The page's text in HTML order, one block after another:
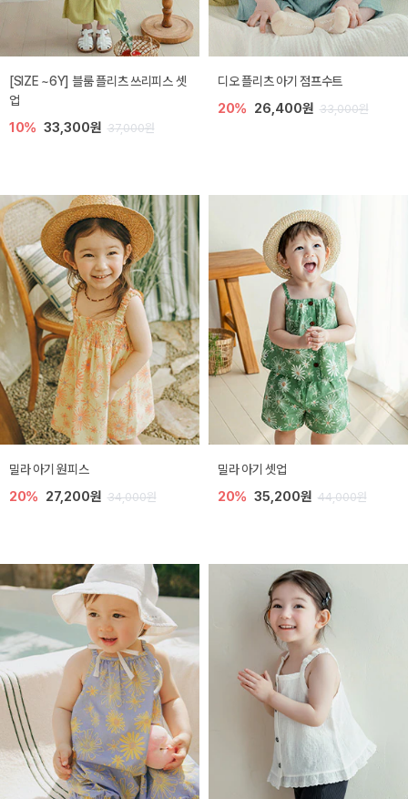
[SIZE ~6Y] 블룸 플리츠 쓰리피스 셋
업
10% 33,300원 37,000원
디오 플리츠 아기 점프수트
20% 26,400원 33,000원
밀라 아기 원피스
20% 27,200원 34,000원
밀라 아기 셋업
20% 35,200원 44,000원